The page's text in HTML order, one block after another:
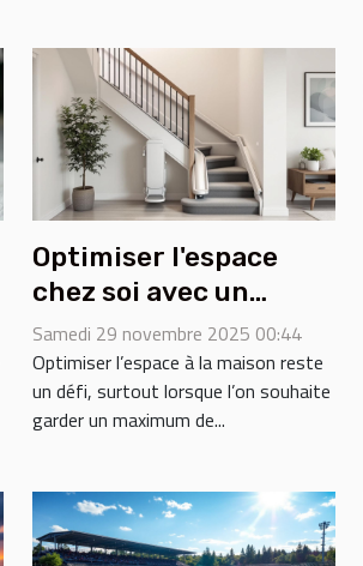
Optimiser l'espace
chez soi avec un
monte-escalier
efficace
Samedi 29 novembre 2025 00:44
Optimiser l’espace à la maison reste
un défi, surtout lorsque l’on souhaite
garder un maximum de...